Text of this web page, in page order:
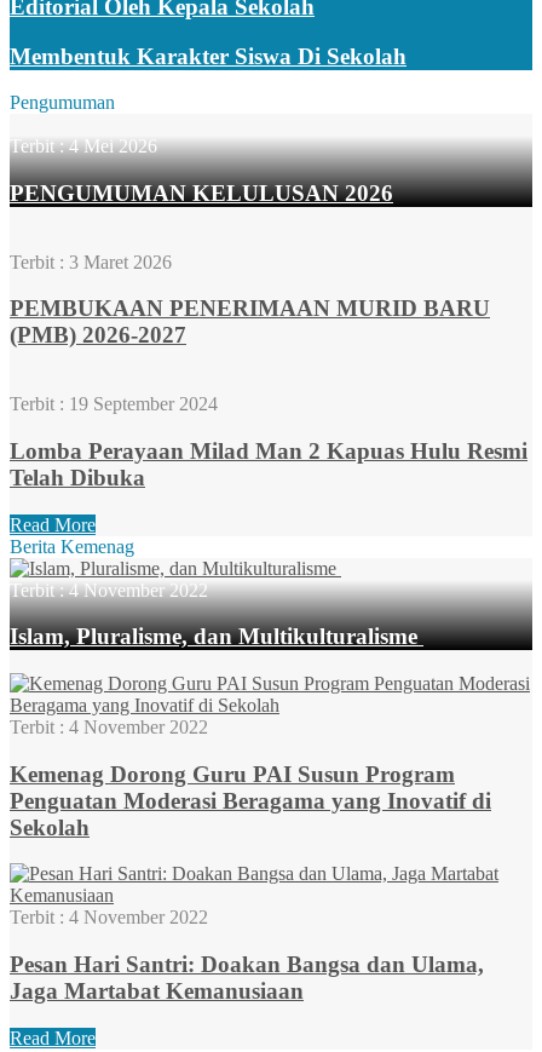
Editorial Oleh Kepala Sekolah
Membentuk Karakter Siswa Di Sekolah
Pengumuman
Terbit :4 Mei 2026
PENGUMUMAN KELULUSAN 2026
Terbit : 3 Maret 2026
PEMBUKAAN PENERIMAAN MURID BARU
(PMB) 2026-2027
Terbit : 19 September 2024
Lomba Perayaan Milad Man 2 Kapuas Hulu Resmi
Telah Dibuka
Read More
Berita Kemenag
Terbit :4 November 2022
Islam, Pluralisme, dan Multikulturalisme
Terbit : 4 November 2022
Kemenag Dorong Guru PAI Susun Program
Penguatan Moderasi Beragama yang Inovatif di
Sekolah
Terbit : 4 November 2022
Pesan Hari Santri: Doakan Bangsa dan Ulama,
Jaga Martabat Kemanusiaan
Read More